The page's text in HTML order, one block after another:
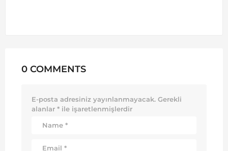
0 COMMENTS
E-posta adresiniz yayınlanmayacak. Gerekli
alanlar * ile işaretlenmişlerdir